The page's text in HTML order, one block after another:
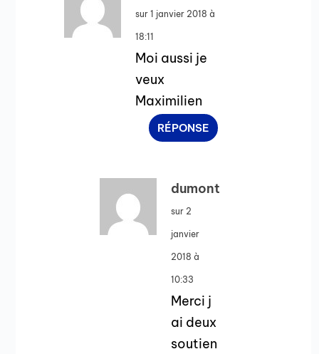
sur 1 janvier 2018 à
18:11
Moi aussi je
veux
Maximilien
RÉPONSE
dumont
sur 2
janvier
2018 à
10:33
Merci j
ai deux
soutien